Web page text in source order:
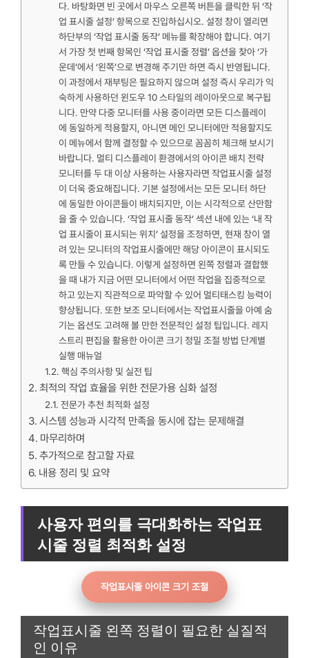
다. 바탕화면 빈 곳에서 마우스 오른쪽 버튼을 클릭한 뒤 ‘작
업 표시줄 설정’ 항목으로 진입하십시오. 설정 창이 열리면
하단부의 ‘작업 표시줄 동작’ 메뉴를 확장해야 합니다. 여기
서 가장 첫 번째 항목인 ‘작업 표시줄 정렬’ 옵션을 찾아 ‘가
운데’에서 ‘왼쪽’으로 변경해 주기만 하면 즉시 반영됩니다.
이 과정에서 재부팅은 필요하지 않으며 설정 즉시 우리가 익
숙하게 사용하던 윈도우 10 스타일의 레이아웃으로 복구됩
니다. 만약 다중 모니터를 사용 중이라면 모든 디스플레이
에 동일하게 적용할지, 아니면 메인 모니터에만 적용할지도
이 메뉴에서 함께 결정할 수 있으므로 꼼꼼히 체크해 보시기
바랍니다. 멀티 디스플레이 환경에서의 아이콘 배치 전략
모니터를 두 대 이상 사용하는 사용자라면 작업표시줄 설정
이 더욱 중요해집니다. 기본 설정에서는 모든 모니터 하단
에 동일한 아이콘들이 배치되지만, 이는 시각적으로 산만함
을 줄 수 있습니다. ‘작업 표시줄 동작’ 섹션 내에 있는 ‘내 작
업 표시줄이 표시되는 위치’ 설정을 조정하면, 현재 창이 열
려 있는 모니터의 작업표시줄에만 해당 아이콘이 표시되도
록 만들 수 있습니다. 이렇게 설정하면 왼쪽 정렬과 결합했
을 때 내가 지금 어떤 모니터에서 어떤 작업을 집중적으로
하고 있는지 직관적으로 파악할 수 있어 멀티태스킹 능력이
향상됩니다. 또한 보조 모니터에서는 작업표시줄을 아예 숨
기는 옵션도 고려해 볼 만한 전문적인 설정 팁입니다. 레지
스트리 편집을 활용한 아이콘 크기 정밀 조절 방법 단계별
실행 매뉴얼
핵심 주의사항 및 실전 팁
최적의 작업 효율을 위한 전문가용 심화 설정
전문가 추천 최적화 설정
시스템 성능과 시각적 만족을 동시에 잡는 문제해결
마무리하며
추가적으로 참고할 자료
내용 정리 및 요약
사용자 편의를 극대화하는 작업표
시줄 정렬 최적화 설정
작업표시줄 아이콘 크기 조절
작업표시줄 왼쪽 정렬이 필요한 실질적
인 이유